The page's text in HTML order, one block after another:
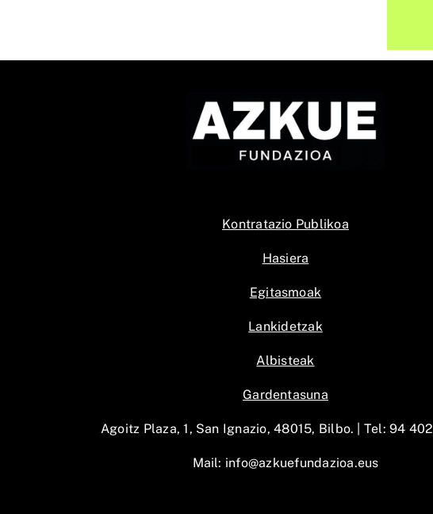
Kontratazio Publikoa
Hasiera
Egitasmoak
Lankidetzak
Albisteak
Gardentasuna
Agoitz Plaza, 1, San Ignazio, 48015, Bilbo. | Tel: 94
Mail: info@azkuefundazioa.eus